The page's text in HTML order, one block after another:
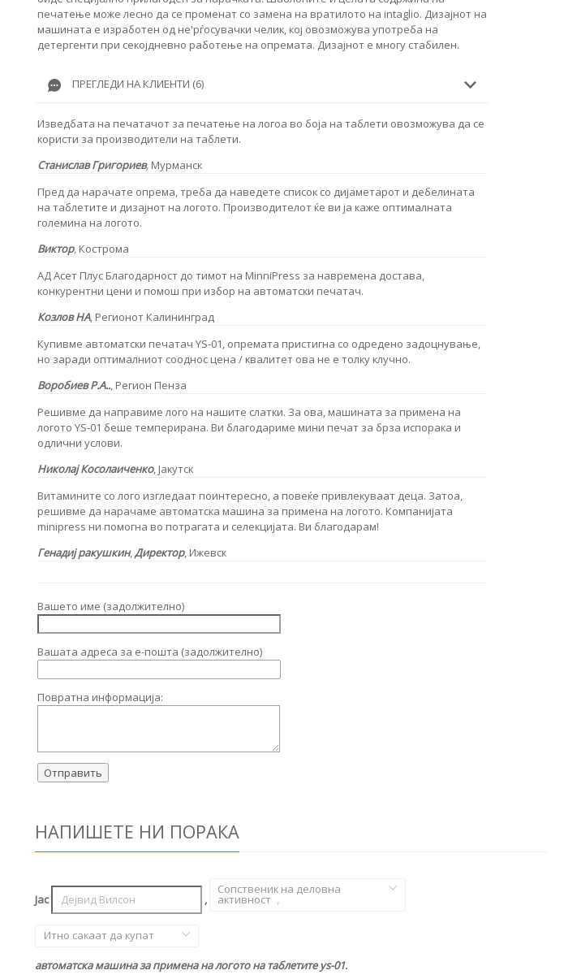
печатење може лесно да се променат со замена на вратилото на intaglio. Дизајнот на
машината е изработен од не'рѓосувачки челик, кој овозможува употреба на
детергенти при секојдневно работење на опремата. Дизајнот е многу стабилен.
ПРЕГЛЕДИ НА КЛИЕНТИ (6)
Изведбата на печатачот за печатење на логоа во боја на таблети овозможува да се
користи за производители на таблети.
Станислав Григориев, Мурманск
Пред да нарачате опрема, треба да наведете список со дијаметарот и дебелината
на таблетите и дизајнот на логото. Производителот ќе ви ја каже оптималната
големина на логото.
Виктор, Кострома
АД Асет Плус Благодарност до тимот на MinniPress за навремена достава,
конкурентни цени и помош при избор на автоматски печатач.
КозловНА, Регионот Калининград
Купивме автоматски печатач YS-01, опремата пристигна со одредено задоцнување,
но заради оптималниот сооднос цена / квалитет ова не е толку клучно.
ВоробиевР.А.., Регион Пенза
Решивме да направиме лого на нашите слатки. За ова, машината за примена на
логото YS-01 беше темперирана. Ви благодариме мини печат за брза испорака и
одлични услови.
Николај Косолаиченко, Јакутск
Витамините со лого изгледаат поинтересно, а повеќе привлекуваат деца. Затоа,
решивме да нарачаме автоматска машина за примена на логото. Компанијата
minipress ни помогна во потрагата и селекцијата. Ви благодарам!
Генадиј ракушкин,Директор, Ижевск
Вашето име (задолжително)
Вашата адреса за е-пошта (задолжително)
Повратна информација:
НАПИШЕТЕ НИ ПОРАКА
Јас ,
Сопственик на деловна
активност ,
Итно сакаат да купат
автоматска машина за примена на логото на таблетите ys-01.